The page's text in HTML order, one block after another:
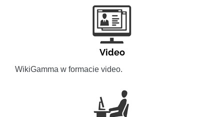
Video
WikiGamma w formacie video.